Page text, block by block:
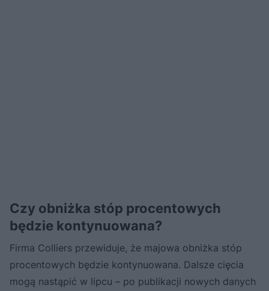
Czy obniżka stóp procentowych
będzie kontynuowana?
Firma Colliers przewiduje, że majowa obniżka stóp
procentowych będzie kontynuowana. Dalsze cięcia
mogą nastąpić w lipcu – po publikacji nowych danych